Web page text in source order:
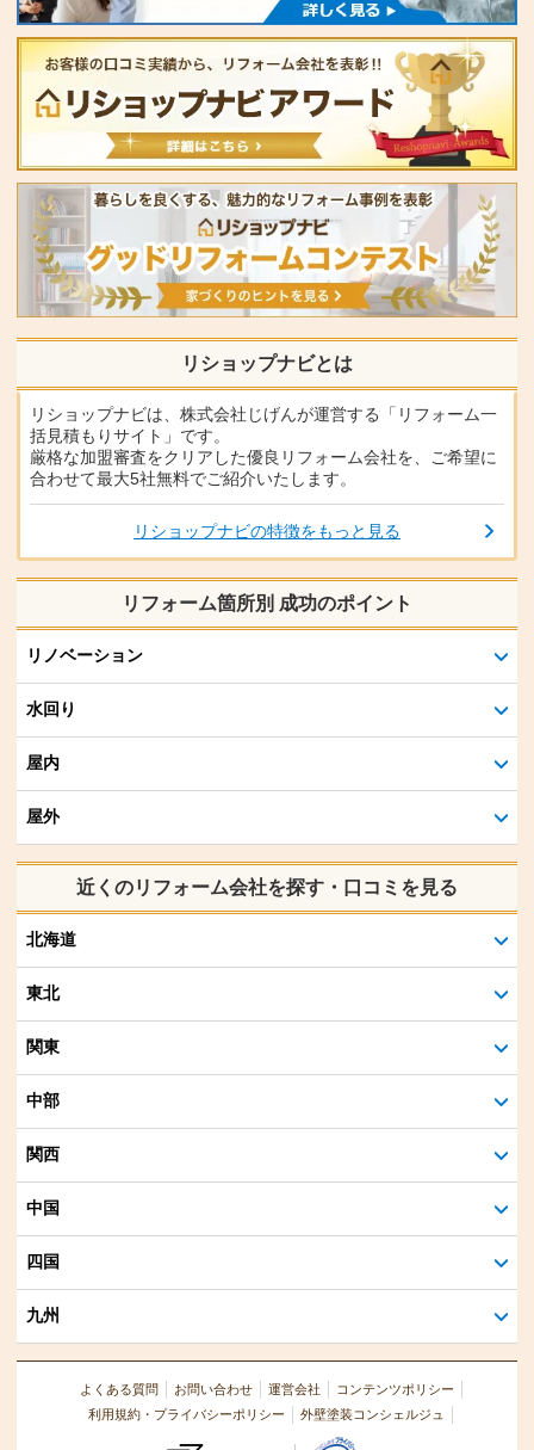
リショップナビとは
リショップナビは、株式会社じげんが運営する「リフォーム一
括見積もりサイト」です。
厳格な加盟審査をクリアした優良リフォーム会社を、ご希望に
合わせて最大5社無料でご紹介いたします。
リショップナビの特徴をもっと見る
リフォーム箇所別 成功のポイント
リノベーション
水回り
屋内
屋外
近くのリフォーム会社を探す・口コミを見る
北海道
東北
関東
中部
関西
中国
四国
九州
よくある質問 お問い合わせ 運営会社
コンテンツポリシー
利用規約・プライバシーポリシー
外壁塗装コンシェルジュ